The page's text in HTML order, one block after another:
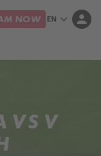
NOW EN expand_more person
VS V